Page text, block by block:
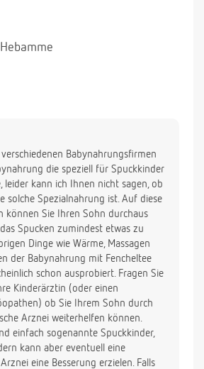
2 mal ein Bäuerchen machen,
immer.
Hebamme
Babynahrungsfirmen
die speziell für Spuckkinder
leider kann ich Ihnen nicht sagen, ob
solche Spezialnahrung ist. Auf diese
können Sie Ihren Sohn durchaus
Spucken zumindest etwas zu
Dinge wie Wärme, Massagen
der Babynahrung mit Fencheltee
schon ausprobiert. Fragen Sie
Kinderärztin (oder einen
ob Sie Ihrem Sohn durch
Arznei weiterhelfen können.
einfach sogenannte Spuckkinder,
kann aber eventuell eine
eine Besserung erzielen. Falls